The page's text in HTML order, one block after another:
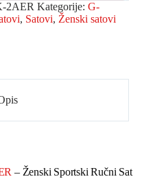
2AER Kategorije: G-
, Satovi, Ženski satovi
– Ženski Sportski Ručni Sat